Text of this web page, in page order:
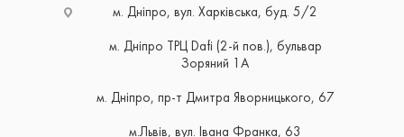
м. Дніпро, вул. Харківська, буд. 5/2
м. Дніпро ТРЦ Dafi (2-й пов.), бульвар
Зоряний 1А
м. Дніпро, пр-т Дмитра Яворницького, 67
м.Львів, вул. Івана Франка, 63